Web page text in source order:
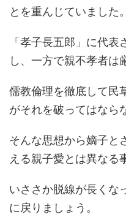
とを重んじていました。
「孝子長五郎」に代
し、一方で親不孝者は
儒教倫理を徹底して民
がそれを破ってはなら
そんな思想から嫡子と
える親子愛とは異なる
いささか脱線が長くな
に戻りましょう。